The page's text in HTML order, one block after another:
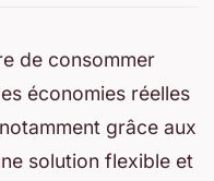
de consommer
économies réelles
grâce aux
solution flexible et